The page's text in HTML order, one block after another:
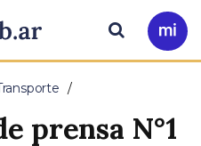
Ir
a
Buscar
prensa N°1